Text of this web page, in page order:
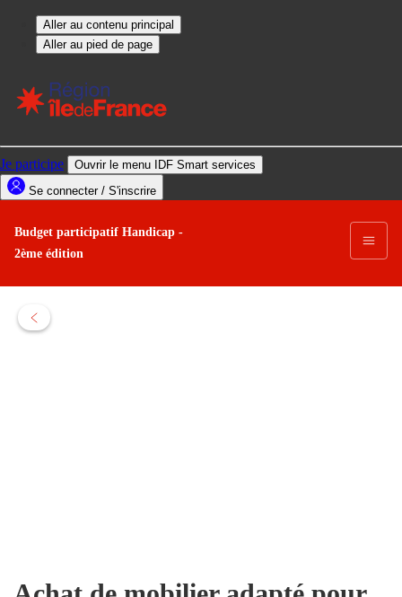
Budget participatif Handicap -
2ème édition